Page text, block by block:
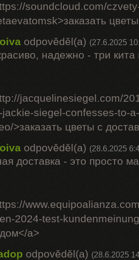
soundcloud.com/
odpověděl(a) (27.6.2025
надежно - три
jacquelinesiegel.com/
siegel-confesses-to-
>заказать цветы с
odpověděl(a) (28.6.2025
доставка - это просто
2024-test-
a>
odpověděl(a) (28.6.2025